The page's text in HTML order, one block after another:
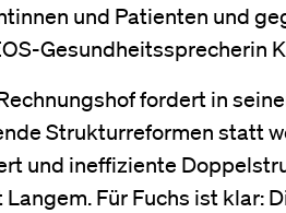
und Patienten und
Gesundheitssprecherin
fordert in
Strukturreformen statt
und ineffiziente
Langem. Für Fuchs ist klar: